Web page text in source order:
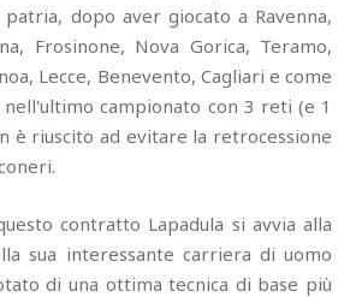
dopo aver giocato a Ravenna,
Frosinone, Nova Gorica, Teramo,
Lecce, Benevento, Cagliari e come
campionato con 3 reti (e 1
è riuscito ad evitare la retrocessione
contratto Lapadula si avvia alla
sua interessante carriera di uomo
di una ottima tecnica di base più